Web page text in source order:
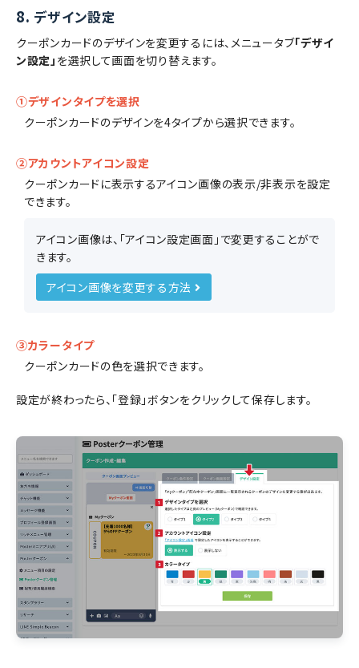
8. デザイン設定
クーポンカードのデザインを変更するには、メニュータブ「デザイ
ン設定」 を選択して画面を切り替えます。
①デザインタイプを選択
クーポンカードのデザインを4タイプから選択できます。
②アカウントアイコン設定
クーポンカードに表示するアイコン画像の表示/非表示を設定
できます。
アイコン画像は、「アイコン設定画面」で変更することがで
きます。
アイコン画像を変更する方法
③カラータイプ
クーポンカードの色を選択できます。
設定が終わったら、「登録」ボタンをクリックして保存します。